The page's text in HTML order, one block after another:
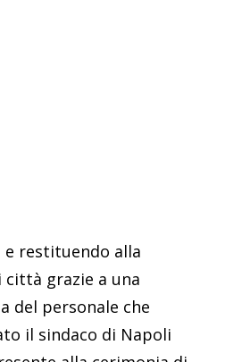
e restituendo alla
grazie a una
del personale che
il sindaco di Napoli